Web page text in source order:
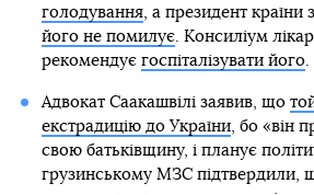
голодування, а президент країни
його не помилує. Консиліум
рекомендує госпіталізувати його.
Адвокат Саакашвілі заявив, що
екстрадицію до України, бо «він
свою батьківщину, і планує
грузинському МЗС підтвердили,